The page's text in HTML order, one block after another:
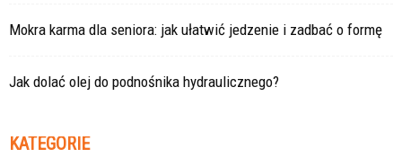
Mokra karma dla seniora: jak ułatwić jedzenie i zadbać o formę
Jak dolać olej do podnośnika hydraulicznego?
KATEGORIE